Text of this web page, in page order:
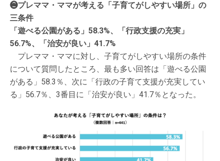
❷プレママ・ママが考える「子育てがしやすい場所」の
三条件
「遊べる公園がある」58.3%、「行政支援の充実」
56.7%、「治安が良い」41.7%
プレママ・ママに対し、子育てがしやすい場所の条件
について質問したところ、最も多い回答は「遊べる公園
がある」58.3％、次に「行政の子育て支援が充実してい
る」56.7％、3番目に「治安が良い」41.7％となった。